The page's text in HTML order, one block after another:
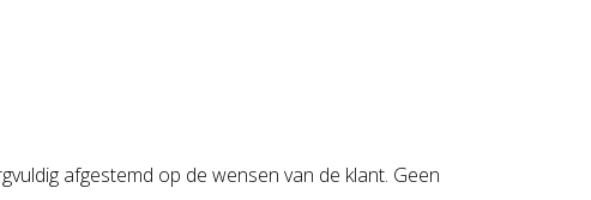
afgestemd op de wensen van de klant. Geen